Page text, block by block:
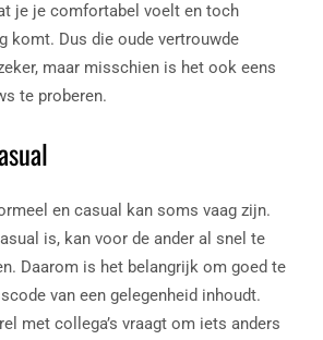
je je comfortabel voelt en toch
komt. Dus die oude vertrouwde
maar misschien is het ook eens
te proberen.
en casual kan soms vaag zijn.
is, kan voor de ander al snel te
Daarom is het belangrijk om goed te
van een gelegenheid inhoudt.
met collega’s vraagt om iets anders